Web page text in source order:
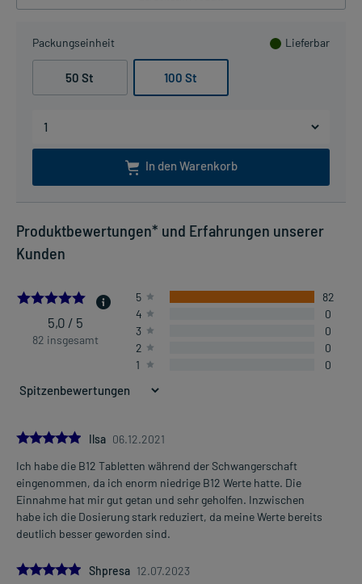
Packungseinheit Lieferbar
50 St 100 St
In den Warenkorb
Produktbewertungen* und Erfahrungen unserer
Kunden
5.0
5,0 / 5
82 insgesamt
5
82
4
0
3
0
2
0
1
0
5.0
Ilsa 06.12.2021
Ich habe die B12 Tabletten während der Schwangerschaft
eingenommen, da ich enorm niedrige B12 Werte hatte. Die
Einnahme hat mir gut getan und sehr geholfen. Inzwischen
habe ich die Dosierung stark reduziert, da meine Werte bereits
deutlich besser geworden sind.
5.0
Shpresa 12.07.2023